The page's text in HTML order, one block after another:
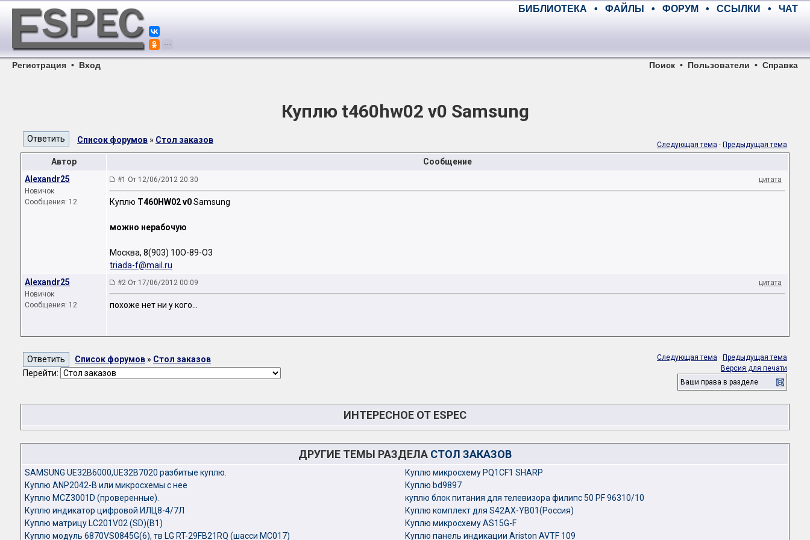
БИБЛИОТЕКА • ФАЙЛЫ • ФОРУМ • ССЫЛКИ • ЧАТ
Регистрация • Вход Поиск • Пользователи • Справка
Куплю t460hw02 v0 Samsung
Список форумов » Стол заказов Следующая тема · Предыдущая тема
Автор
Сообщение
Alexandr25
Новичок
Сообщения: 12
#1 От 12/06/2012 20:30 цитата
Куплю T460HW02 v0Samsung
можно нерабочую
Москва, 8(903) 10О-89-О3
triada-f@mail.ru
Alexandr25
Новичок
Сообщения: 12
#2 От 17/06/2012 00:09 цитата
похоже нет ни у кого...
Список форумов » Стол заказов
Перейти:
Следующая тема · Предыдущая тема
Версия для печати
Ваши права в разделе
ИНТЕРЕСНОЕ ОТ ESPEC
ДРУГИЕ ТЕМЫ РАЗДЕЛА СТОЛ ЗАКАЗОВ
SAMSUNG UE32B6000,UE32B7020 разбитые куплю.
Куплю микросхему PQ1CF1 SHARP
Куплю ANP2042-B или микросхемы с нее
Куплю bd9897
Куплю MCZ3001D (проверенные).
куплю блок питания для телевизора филипс 50 PF 96310/10
Куплю индикатор цифровой ИЛЦ8-4/7Л
Куплю комплект для S42AX-YB01(Россия)
Куплю матрицу LC201V02 (SD)(B1)
Куплю микросхему AS15G-F
Куплю модуль 6870VS0845G(6), тв LG RT-29FB21RQ (шасси МС017)
Куплю панель индикации Ariston AVTF 109